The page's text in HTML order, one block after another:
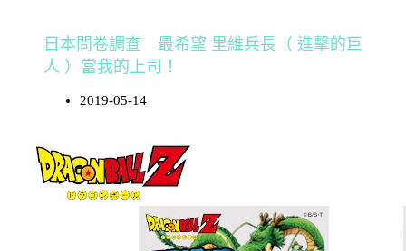
日本問卷調查 最希望 里維兵長（ 進擊的巨
人 ）當我的上司！
2019-05-14